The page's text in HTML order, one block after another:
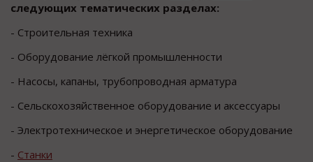
следующих тематических разделах:
- Строительная техника
- Оборудование лёгкой промышленности
- Насосы, капаны, трубопроводная арматура
- Сельскохозяйственное оборудование и аксессуары
- Электротехническое и энергетическое оборудование
- Станки